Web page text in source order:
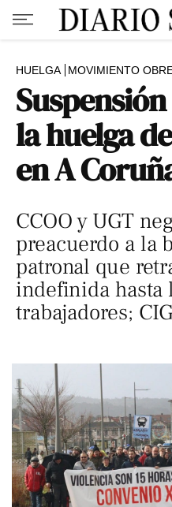
HUELGA MOVIMIENTO
la huelga
en A
CCOO y UGT
preacuerdo a la
patronal que
indefinida hasta
trabajadores;